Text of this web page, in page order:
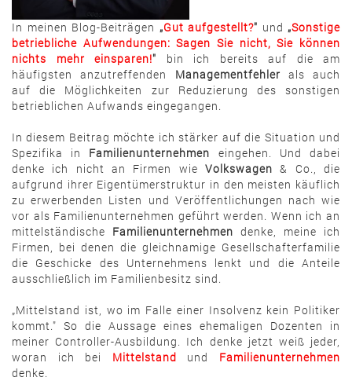
In meinen Blog-Beiträgen „Gut aufgestellt?" und „Sonstige
betriebliche Aufwendungen: Sagen Sie nicht, Sie können
nichts mehr einsparen!" bin ich bereits auf die am
häufigsten anzutreffenden Managementfehler als auch
auf die Möglichkeiten zur Reduzierung des sonstigen
betrieblichen Aufwands eingegangen.
In diesem Beitrag möchte ich stärker auf die Situation und
Spezifika in Familienunternehmen eingehen. Und dabei
denke ich nicht an Firmen wie Volkswagen & Co., die
aufgrund ihrer Eigentümerstruktur in den meisten käuflich
zu erwerbenden Listen und Veröffentlichungen nach wie
vor als Familienunternehmen geführt werden. Wenn ich an
mittelständische Familienunternehmen denke, meine ich
Firmen, bei denen die gleichnamige Gesellschafterfamilie
die Geschicke des Unternehmens lenkt und die Anteile
ausschließlich im Familienbesitz sind.
„Mittelstand ist, wo im Falle einer Insolvenz kein Politiker
kommt." So die Aussage eines ehemaligen Dozenten in
meiner Controller-Ausbildung. Ich denke jetzt weiß jeder,
woran ich bei Mittelstand und Familienunternehmen
denke.